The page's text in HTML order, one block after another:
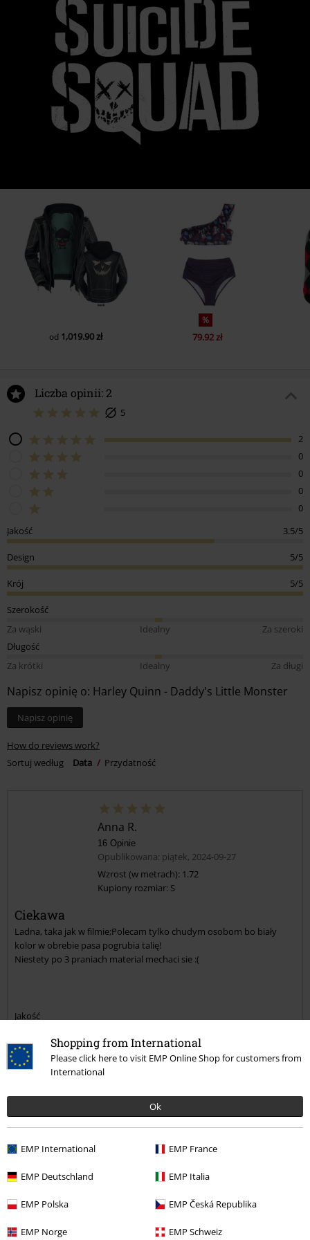
Shopping from International
Please click here to visit EMP Online Shop for customers from
International
Ok
EMP International EMP France
EMP Deutschland EMP Italia
EMP Polska EMP Česká Republika
EMP Norge EMP Schweiz
od 1,019.90 zł
%
79.92 zł
Liczba opinii: 2
5
2
0
0
0
0
Jakość
3.5/5
Design 5/5
Krój 5/5
Szerokość
Za wąski
Idealny
Za szeroki
Długość
Za krótki
Idealny Za długi
Napisz opinię o: Harley Quinn - Daddy's Little Monster
Napisz opinię
How do reviews work?
Sortuj według
Data Przydatność
Anna R.
16 Opinie
Opublikowana: piątek, 2024-09-27
Wzrost (w metrach): 1.72
Kupiony rozmiar: S
Ciekawa
Ladna, taka jak w filmie;Polecam tylko chudym osobom bo biały
kolor w obrebie pasa pogrubia talię!
Niestety po 3 praniach material mechaci sie :(
Jakość
5
Krój
Idealny